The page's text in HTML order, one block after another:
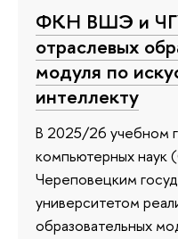
ФКН ВШЭ и ЧГУ
отраслевых
модуля по
интеллекту
В 2025/26 учебном
компьютерных
Череповецким
университетом
образовательных